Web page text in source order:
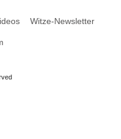
Witze-Newsletter